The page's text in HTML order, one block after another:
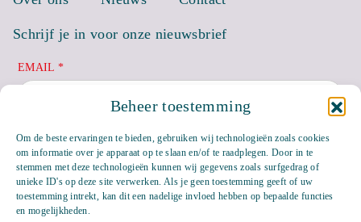
Beheer toestemming
Om de beste ervaringen te bieden, gebruiken wij technologieën zoals cookies
om informatie over je apparaat op te slaan en/of te raadplegen. Door in te
stemmen met deze technologieën kunnen wij gegevens zoals surfgedrag of
unieke ID's op deze site verwerken. Als je geen toestemming geeft of uw
toestemming intrekt, kan dit een nadelige invloed hebben op bepaalde functies
en mogelijkheden.
Schrijf je in voor onze nieuwsbrief
EMAIL *